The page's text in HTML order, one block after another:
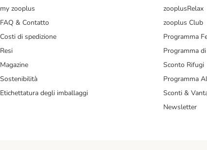
my zooplus
FAQ & Contatto
Costi di spedizione
Resi
Magazine
Sostenibilità
Etichettatura degli imballaggi
zooplusRelax
zooplus Club
Programma
Programma
Sconto Rifugi
Programma
Sconti &
Newsletter